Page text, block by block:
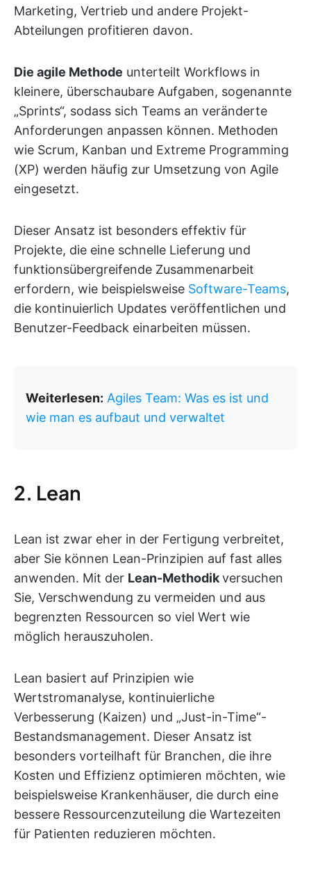
Marketing, Vertrieb und andere Projekt-
Abteilungen profitieren davon.
Die agile Methode unterteilt Workflows in
kleinere, überschaubare Aufgaben, sogenannte
„Sprints“, sodass sich Teams an veränderte
Anforderungen anpassen können. Methoden
wie Scrum, Kanban und Extreme Programming
(XP) werden häufig zur Umsetzung von Agile
eingesetzt.
Dieser Ansatz ist besonders effektiv für
Projekte, die eine schnelle Lieferung und
funktionsübergreifende Zusammenarbeit
erfordern, wie beispielsweise Software-Teams,
die kontinuierlich Updates veröffentlichen und
Benutzer-Feedback einarbeiten müssen.
Weiterlesen: Agiles Team: Was es ist und
wie man es aufbaut und verwaltet
2. Lean
Lean ist zwar eher in der Fertigung verbreitet,
aber Sie können Lean-Prinzipien auf fast alles
anwenden. Mit der Lean-Methodikversuchen
Sie, Verschwendung zu vermeiden und aus
begrenzten Ressourcen so viel Wert wie
möglich herauszuholen.
Lean basiert auf Prinzipien wie
Wertstromanalyse, kontinuierliche
Verbesserung (Kaizen) und „Just-in-Time“-
Bestandsmanagement. Dieser Ansatz ist
besonders vorteilhaft für Branchen, die ihre
Kosten und Effizienz optimieren möchten, wie
beispielsweise Krankenhäuser, die durch eine
bessere Ressourcenzuteilung die Wartezeiten
für Patienten reduzieren möchten.